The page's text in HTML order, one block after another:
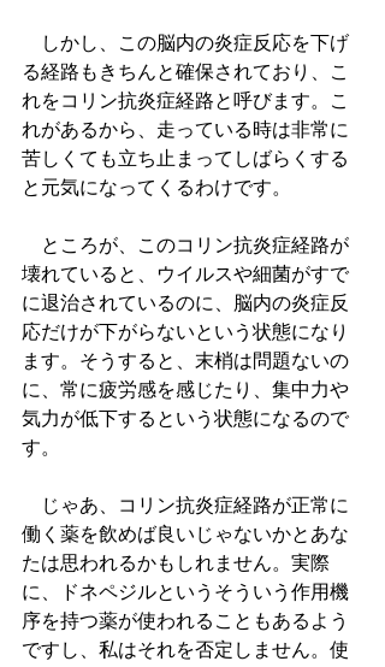
しかし、この脳内の炎症反応を下げ
る経路もきちんと確保されており、こ
れをコリン抗炎症経路と呼びます。こ
れがあるから、走っている時は非常に
苦しくても立ち止まってしばらくする
と元気になってくるわけです。
ところが、このコリン抗炎症経路が
壊れていると、ウイルスや細菌がすで
に退治されているのに、脳内の炎症反
応だけが下がらないという状態になり
ます。そうすると、末梢は問題ないの
に、常に疲労感を感じたり、集中力や
気力が低下するという状態になるので
す。
じゃあ、コリン抗炎症経路が正常に
働く薬を飲めば良いじゃないかとあな
たは思われるかもしれません。実際
に、ドネペジルというそういう作用機
序を持つ薬が使われることもあるよう
ですし、私はそれを否定しません。使